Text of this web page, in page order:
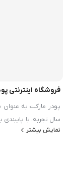
فروشگاه اینترنتی
و تضمین اصل‌بودن
بزرگ‌ترین فروشگاه
نمایش بیشتر